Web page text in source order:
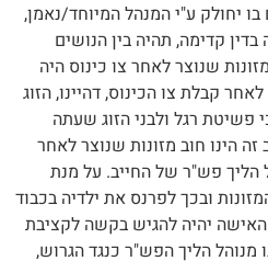
בו יחולק ע"י המנהל המיוחד/נאמן,
קדימה, תהיה בין הנושים
שנוצר לאחר צו כינוס היה
קבלת צו הכינוס, דהיינו, הזוג
רגל ולבני הזוג שעתה
זה הינו חוב מזונות שנוצר לאחר
הליך פש"ר של החייב. על מנת
ובכך לפרנס את ילדיה בכבוד
יהיה להגיש בקשה לקציבת
מנוהל הליך הפש"ר כנגד הגרוש,